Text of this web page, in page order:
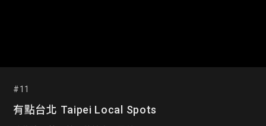
#11
有點台北 Taipei Local Spots